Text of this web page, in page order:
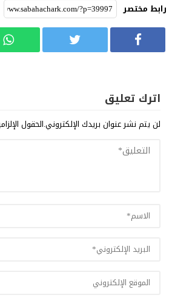
رابط مختصر
اترك تعليق
لن يتم نشر عنوان بريدك الإلكتروني.الحقول